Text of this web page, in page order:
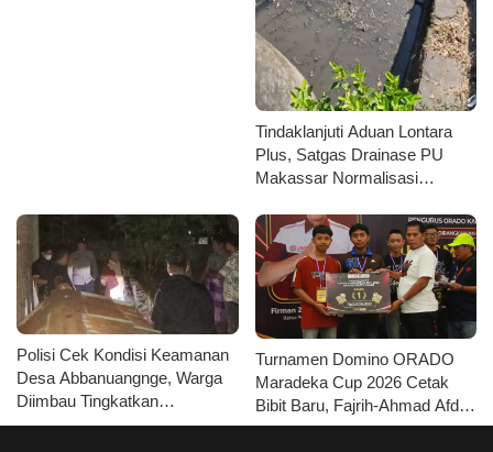
Tindaklanjuti Aduan Lontara
Plus, Satgas Drainase PU
Makassar Normalisasi
Polisi Cek Kondisi Keamanan
Desa Abbanuangnge, Warga
Diimbau Tingkatkan
Kewaspadaan
Turnamen Domino ORADO
Maradeka Cup 2026 Cetak
Bibit Baru, Fajrih-Ahmad Afdal
Mustajar Juara Kategori Junior